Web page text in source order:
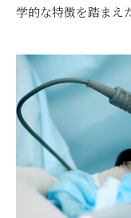
学的な特徴を踏まえ